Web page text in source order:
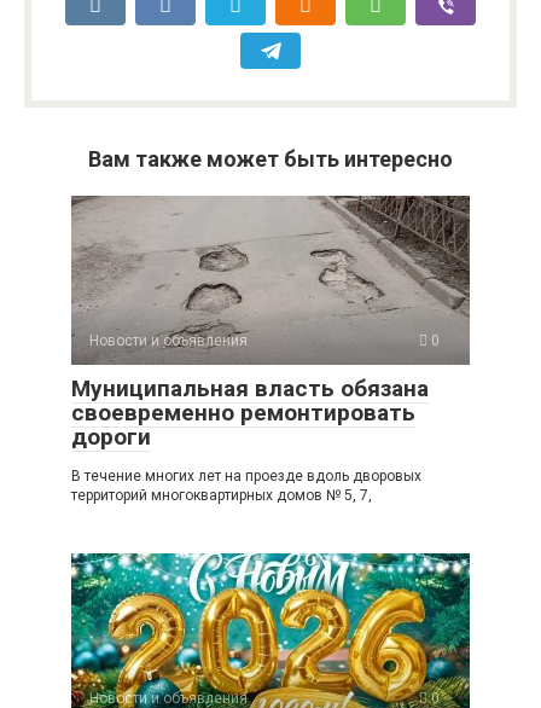
Вам также может быть интересно
Новости и объявления 0
Муниципальная власть обязана
своевременно ремонтировать
дороги
В течение многих лет на проезде вдоль дворовых
территорий многоквартирных домов № 5, 7,
Новости и объявления 0